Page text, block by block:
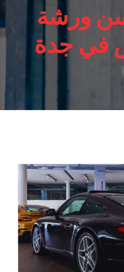
ورشة
في جدة